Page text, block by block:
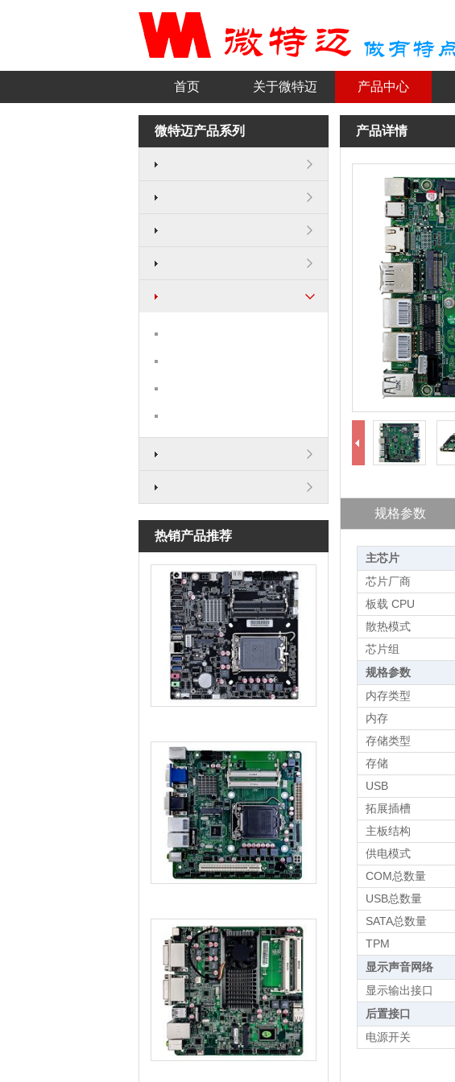
首页 关于微特迈 产品中心
微特迈产品系列
热销产品推荐
产品详情
规格参数
主芯片
芯片厂商
板载 CPU
散热模式
芯片组
规格参数
内存类型
内存
存储类型
存储
USB
拓展插槽
主板结构
供电模式
COM总数量
USB总数量
SATA总数量
TPM
显示声音网络
显示输出接口
后置接口
电源开关